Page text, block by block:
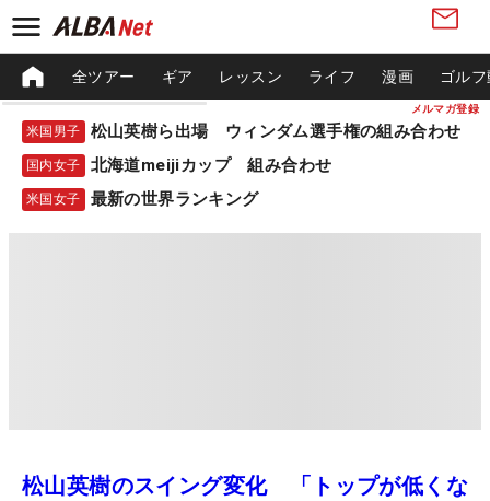
メルマガ登録
全ツアー ギア レッスン ライフ 漫画 ゴル
米国男子 松山英樹ら出場 ウィンダム選手権の組み合わせ
国内女子 北海道meijiカップ 組み合わせ
米国女子 最新の世界ランキング
松山英樹のスイング変化 「トップが低くな